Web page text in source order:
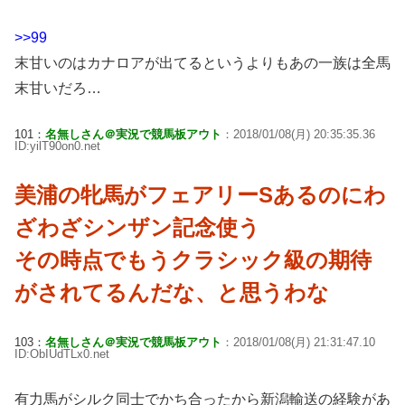
>>99
末甘いのはカナロアが出てるというよりもあの一族は全馬
末甘いだろ…
101： 名無しさん＠実況で競馬板アウト ：2018/01/08(月) 20:35:35.36
ID:yilT90on0.net
美浦の牝馬がフェアリーSあるのにわ
ざわざシンザン記念使う
その時点でもうクラシック級の期待
がされてるんだな、と思うわな
103： 名無しさん＠実況で競馬板アウト ：2018/01/08(月) 21:31:47.10
ID:ObIUdTLx0.net
有力馬がシルク同士でかち合ったから新潟輸送の経験があ